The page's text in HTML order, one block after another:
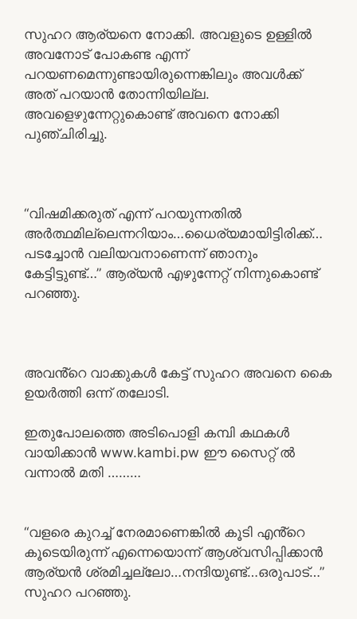
സുഹറ ആര്യനെ നോക്കി. അവളുടെ ഉള്ളിൽ
അവനോട് പോകണ്ട എന്ന്
പറയണമെന്നുണ്ടായിരുന്നെങ്കിലും അവൾക്ക്
അത് പറയാൻ തോന്നിയില്ല.
അവളെഴുന്നേറ്റുകൊണ്ട് അവനെ നോക്കി
പുഞ്ചിരിച്ചു.
“വിഷമിക്കരുത് എന്ന് പറയുന്നതിൽ
അർത്ഥമില്ലെന്നറിയാം…ധൈര്യമായിട്ടിരിക്ക്…
പടച്ചോൻ വലിയവനാണെന്ന് ഞാനും
കേട്ടിട്ടുണ്ട്…” ആര്യൻ എഴുന്നേറ്റ് നിന്നുകൊണ്ട്
പറഞ്ഞു.
അവൻ്റെ വാക്കുകൾ കേട്ട് സുഹറ അവനെ കൈ
ഉയർത്തി ഒന്ന് തലോടി.
ഇതുപോലത്തെ അടിപൊളി കമ്പി കഥകൾ
വായിക്കാൻ www.kambi.pw ഈ സൈറ്റ് ൽ
വന്നാൽ മതി ………
“വളരെ കുറച്ച് നേരമാണെങ്കിൽ കൂടി എൻ്റെ
കൂടെയിരുന്ന് എന്നെയൊന്ന് ആശ്വസിപ്പിക്കാൻ
ആര്യൻ ശ്രമിച്ചല്ലോ…നന്ദിയുണ്ട്…ഒരുപാട്…”
സുഹറ പറഞ്ഞു.